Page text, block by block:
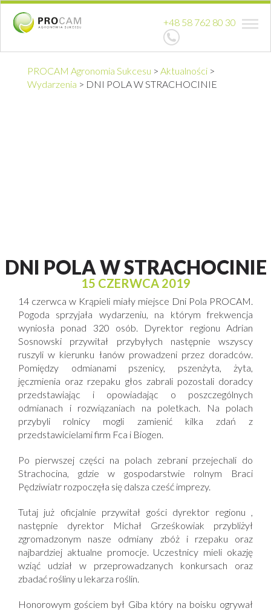
+48 58 762 80 30
PROCAM Agronomia Sukcesu > Aktualności >
Wydarzenia > DNI POLA W STRACHOCINIE
DNI POLA W STRACHOCINIE
15 CZERWCA 2019
14 czerwca w Krąpieli miały miejsce Dni Pola PROCAM.
Pogoda sprzyjała wydarzeniu, na którym frekwencja
wyniosła ponad 320 osób. Dyrektor regionu Adrian
Sosnowski przywitał przybyłych następnie wszyscy
ruszyli w kierunku łanów prowadzeni przez doradców.
Pomiędzy odmianami pszenicy, pszenżyta, żyta,
jęczmienia oraz rzepaku głos zabrali pozostali doradcy
przedstawiając i opowiadając o poszczególnych
odmianach i rozwiązaniach na poletkach. Na polach
przybyli rolnicy mogli zamienić kilka zdań z
przedstawicielami firm Fca i Biogen.
Po pierwszej części na polach zebrani przejechali do
Strachocina, gdzie w gospodarstwie rolnym Braci
Pędziwiatr rozpoczęła się dalsza cześć imprezy.
Tutaj już oficjalnie przywitał gości dyrektor regionu ,
następnie dyrektor Michał Grześkowiak przybliżył
zgromadzonym nasze odmiany zbóż i rzepaku oraz
najbardziej aktualne promocje. Uczestnicy mieli okazję
wziąć udział w przeprowadzanych konkursach oraz
zbadać rośliny u lekarza roślin.
Honorowym gościem był Giba który na boisku ogrywał